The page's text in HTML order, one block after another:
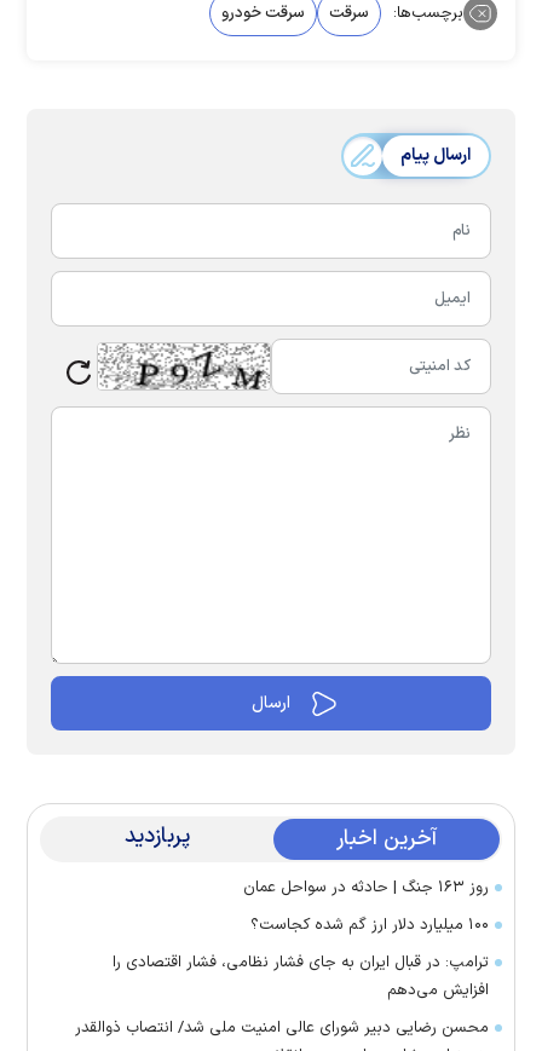
برچسب‌ها: سرقت سرقت خودرو
ارسال پیام
آخرین اخبار پربازدید
روز ۱۶۳ جنگ | حادثه در سواحل عمان
۱۰۰ میلیارد دلار ارز گم شده کجاست؟
ترامپ: در قبال ایران به جای فشار نظامی، فشار اقتصادی را
افزایش می‌دهم
محسن رضایی دبیر شورای عالی امنیت ملی شد/ انتصاب ذوالقدر